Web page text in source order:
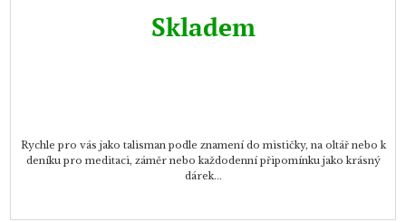
Skladem
Rychle pro vás jako talisman podle znamení do mističky, na oltář nebo k
deníku pro meditaci, záměr nebo každodenní připomínku jako krásný
dárek...